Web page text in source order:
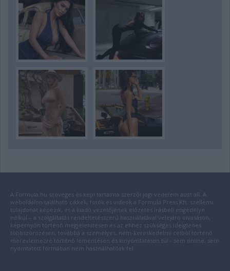
A Formula.hu szöveges és képi tartalma szerzői jogi védelem alatt áll. A
weboldalon található cikkek, fotók és videók a Formula Press Kft. szellemi
tulajdonát képezik, és a kiadó vezetőjének előzetes írásbeli engedélye
nélkül – a szolgáltatás rendeltetésszerű használatával velejáró olvasáson,
képernyőn történő megjelenítésen és az ehhez szükséges ideiglenes
többszörözésen, továbbá a személyes, nem-kereskedelmi célból történő
merevlemezre történő lementésen és kinyomtatáson túl - sem online, sem
nyomtatott formában nem használhatóak fel.